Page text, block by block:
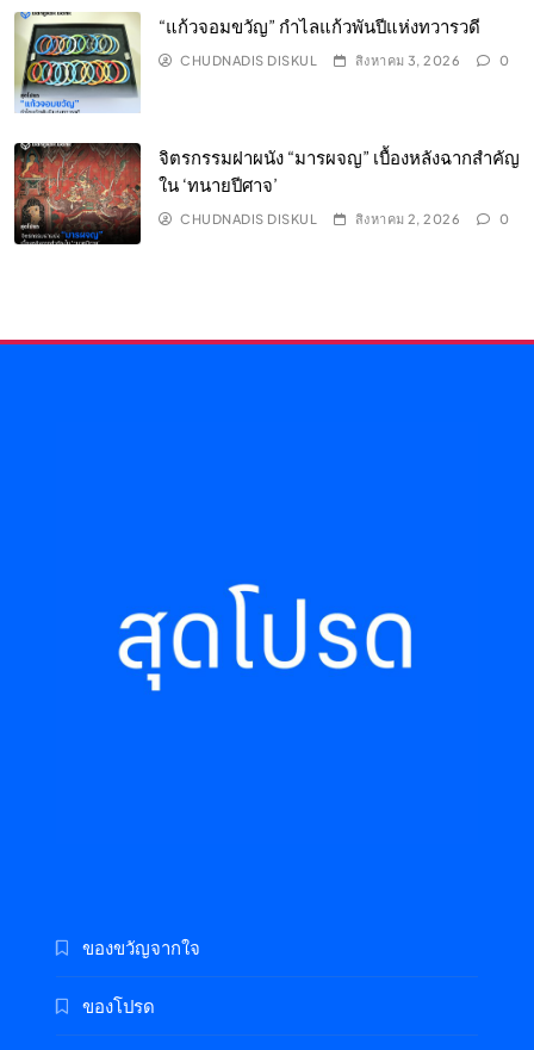
“แก้วจอมขวัญ” กำไลแก้วพันปีแห่งทวารวดี
CHUDNADIS DISKUL สิงหาคม 3, 2026 0
จิตรกรรมฝาผนัง “มารผจญ” เบื้องหลังฉากสำคัญ
ใน ‘ทนายปีศาจ’
CHUDNADIS DISKUL สิงหาคม 2, 2026 0
ของขวัญจากใจ
ของโปรด